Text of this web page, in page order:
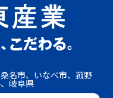
名市、いなべ市、菰野
岐阜県